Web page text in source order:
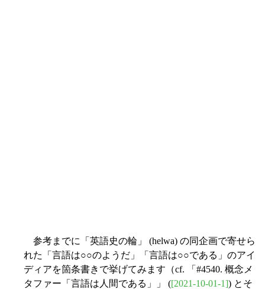
参考までに「英語史の輪」 (helwa) の同企画で寄せら
れた「言語は○○のようだ」「言語は○○である」のアイ
ディアを箇条書きで挙げてみます（cf. 「#4540. 概念メ
タファー「言語は人間である」」 ([2021-10-01-1]) とそ